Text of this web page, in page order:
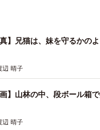
真】兄猫は、妹を守るかの
辺 晴子
画】山林の中、段ボール箱
辺 晴子